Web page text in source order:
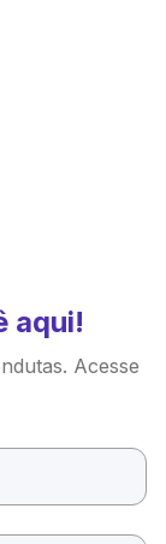
aqui!
Acesse